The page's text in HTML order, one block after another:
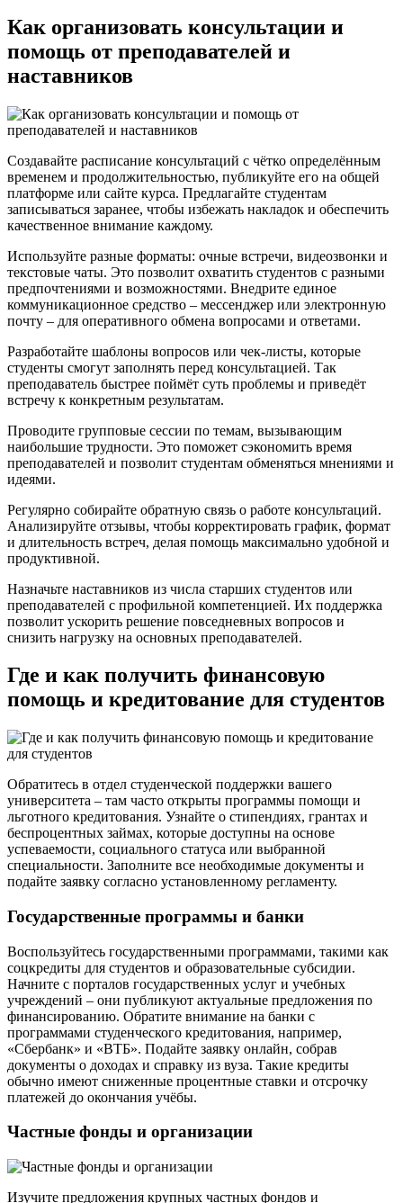
Как организовать консультации и
помощь от преподавателей и
наставников
Создавайте расписание консультаций с чётко определённым
временем и продолжительностью, публикуйте его на общей
платформе или сайте курса. Предлагайте студентам
записываться заранее, чтобы избежать накладок и обеспечить
качественное внимание каждому.
Используйте разные форматы: очные встречи, видеозвонки и
текстовые чаты. Это позволит охватить студентов с разными
предпочтениями и возможностями. Внедрите единое
коммуникационное средство – мессенджер или электронную
почту – для оперативного обмена вопросами и ответами.
Разработайте шаблоны вопросов или чек-листы, которые
студенты смогут заполнять перед консультацией. Так
преподаватель быстрее поймёт суть проблемы и приведёт
встречу к конкретным результатам.
Проводите групповые сессии по темам, вызывающим
наибольшие трудности. Это поможет сэкономить время
преподавателей и позволит студентам обменяться мнениями и
идеями.
Регулярно собирайте обратную связь о работе консультаций.
Анализируйте отзывы, чтобы корректировать график, формат
и длительность встреч, делая помощь максимально удобной и
продуктивной.
Назначьте наставников из числа старших студентов или
преподавателей с профильной компетенцией. Их поддержка
позволит ускорить решение повседневных вопросов и
снизить нагрузку на основных преподавателей.
Где и как получить финансовую
помощь и кредитование для студентов
Обратитесь в отдел студенческой поддержки вашего
университета – там часто открыты программы помощи и
льготного кредитования. Узнайте о стипендиях, грантах и
беспроцентных займах, которые доступны на основе
успеваемости, социального статуса или выбранной
специальности. Заполните все необходимые документы и
подайте заявку согласно установленному регламенту.
Государственные программы и банки
Воспользуйтесь государственными программами, такими как
соцкредиты для студентов и образовательные субсидии.
Начните с порталов государственных услуг и учебных
учреждений – они публикуют актуальные предложения по
финансированию. Обратите внимание на банки с
программами студенческого кредитования, например,
«Сбербанк» и «ВТБ». Подайте заявку онлайн, собрав
документы о доходах и справку из вуза. Такие кредиты
обычно имеют сниженные процентные ставки и отсрочку
платежей до окончания учёбы.
Частные фонды и организации
Изучите предложения крупных частных фондов и